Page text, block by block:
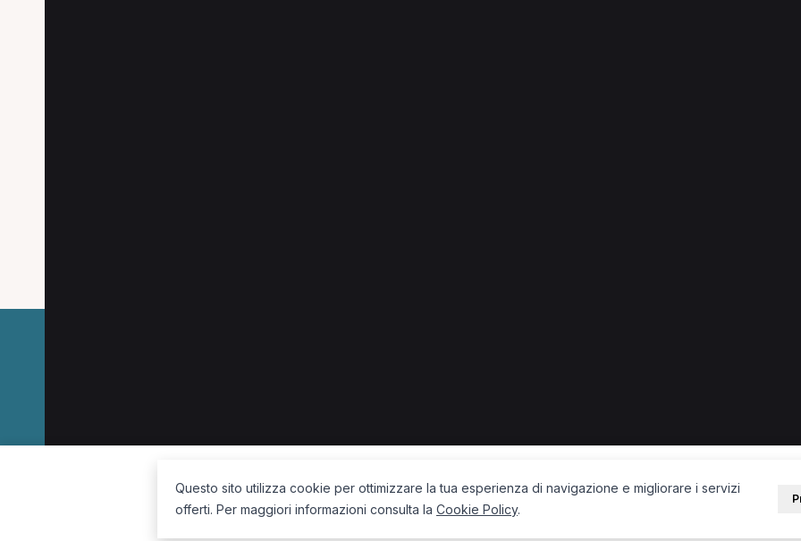
Questo sito utilizza cookie per ottimizzare la tua esperienza di navigazione e migliorare i servizi
offerti. Per maggiori informazioni consulta la Cookie Policy.